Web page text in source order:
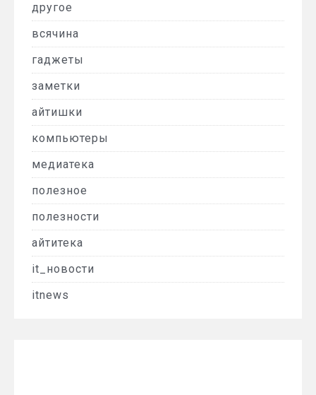
другое
всячина
гаджеты
заметки
айтишки
компьютеры
медиатека
полезное
полезности
айтитека
it_новости
itnews